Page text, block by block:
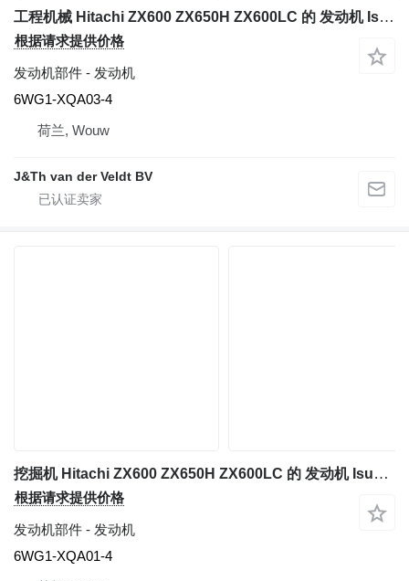
工程机械 Hitachi ZX600 ZX650H ZX600LC 的 发动机 Isuzu 6WG1XAB - 6WG1-XQA03-4
根据请求提供价格
发动机部件 - 发动机
6WG1-XQA03-4
荷兰, Wouw
J&Th van der Veldt BV
挖掘机 Hitachi ZX600 ZX650H ZX600LC 的 发动机 Isuzu 6WG1XAB - 6WG1-XQA01-4
根据请求提供价格
发动机部件 - 发动机
6WG1-XQA01-4